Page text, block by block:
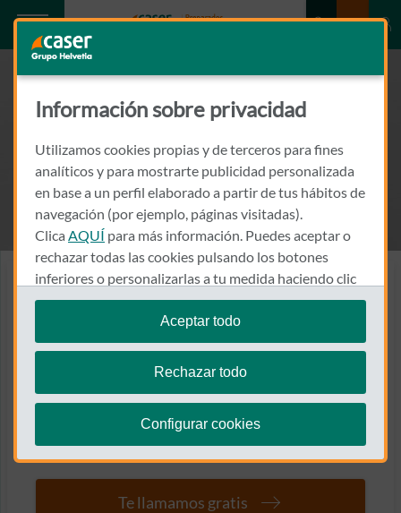
Plan de pensiones – Indexa Más Rentabilidad Bonos, P.P.
El más barato dentro de
Renta Fija a Largo Plazo.
Para afrontar el reto de la jubilación a base de
bajar costes y comisiones, indexar las carteras y
automatizar la gestión.
Te llamamos gratis
Información sobre privacidad
Utilizamos cookies propias y de terceros para fines
analíticos y para mostrarte publicidad personalizada
en base a un perfil elaborado a partir de tus hábitos de
navegación (por ejemplo, páginas visitadas).
Clica AQUÍ para más información. Puedes aceptar o
rechazar todas las cookies pulsando los botones
inferiores o personalizarlas a tu medida haciendo clic
en"configurar cookies".
Te recordamos que puedes modificar tus ajustes de
cookies en cualquier momento en la sección
Aceptar todo
Rechazar todo
Configurar cookies